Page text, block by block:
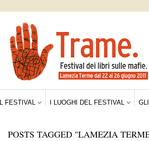
IL FESTIVAL I LUOGHI DEL FESTIVAL
POSTS TAGGED "LAMEZIA